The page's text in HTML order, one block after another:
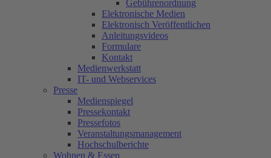
Gebührenordnung
Elektronische Medien
Elektronisch Veröffentlichen
Anleitungsvideos
Formulare
Kontakt
Medienwerkstatt
IT- und Webservices
Presse
Medienspiegel
Pressekontakt
Pressefotos
Veranstaltungsmanagement
Hochschulberichte
Wohnen & Essen